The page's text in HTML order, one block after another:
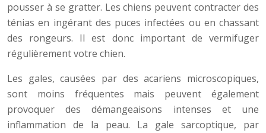
pousser à se gratter. Les chiens peuvent contracter des
ténias en ingérant des puces infectées ou en chassant
des rongeurs. Il est donc important de vermifuger
régulièrement votre chien.
Les gales, causées par des acariens microscopiques,
sont moins fréquentes mais peuvent également
provoquer des démangeaisons intenses et une
inflammation de la peau. La gale sarcoptique, par